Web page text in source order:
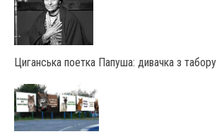
Циганська поетка Папуша: дивачка з табору